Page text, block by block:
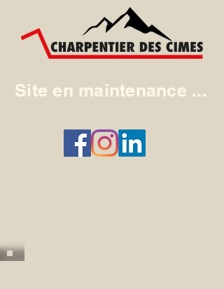
Site en maintenance ...